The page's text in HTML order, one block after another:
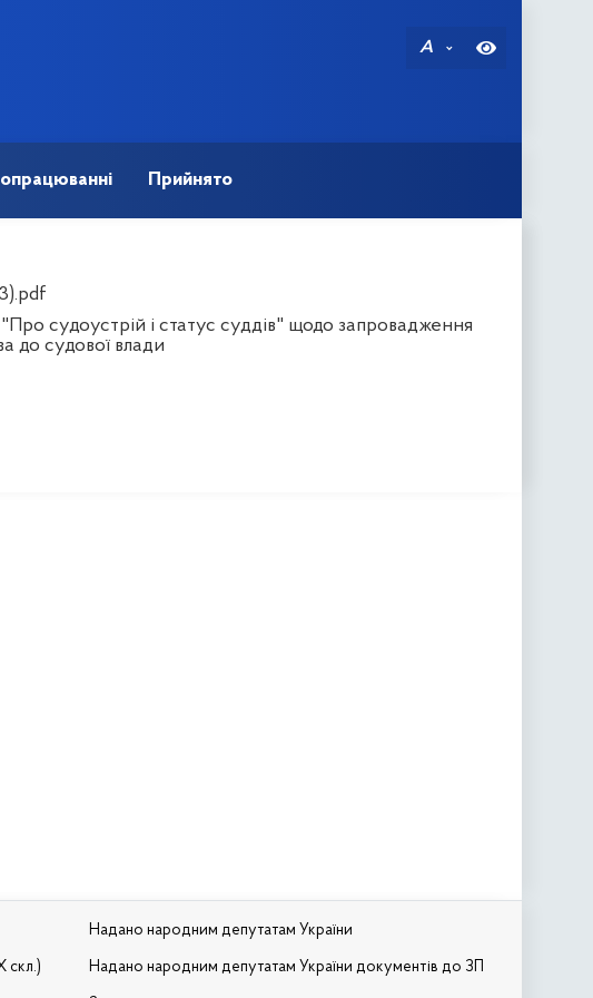
A
Прийнято
судоустрій і статус суддів" щодо запровадження
до судової влади
скл.)
Надано народним депутатам України
Надано народним депутатам України документів до ЗП